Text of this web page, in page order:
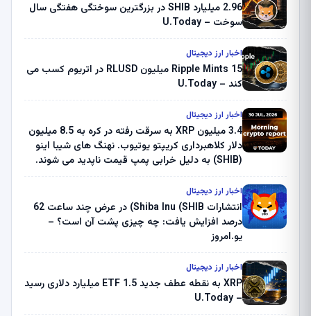
2.96 میلیارد SHIB در بزرگترین سوختگی هفتگی سال
سوخت – U.Today
اخبار ارز دیجیتال
Ripple Mints 15 میلیون RLUSD در اتریوم کسب می
کند – U.Today
اخبار ارز دیجیتال
3.4 میلیون XRP به سرقت رفته در کره به 8.5 میلیون
دلار کلاهبرداری کریپتو یوتیوب. نهنگ های شیبا اینو
(SHIB) به دلیل خرابی پمپ قیمت ناپدید می شوند.
ثبت کرد – گزارش کریپتو صبح – U.Today
اخبار ارز دیجیتال
انتشارات Shiba Inu (SHIB) در عرض چند ساعت 62
درصد افزایش یافت: چه چیزی پشت آن است؟ –
یو.امروز
اخبار ارز دیجیتال
XRP به نقطه عطف جدید ETF 1.5 میلیارد دلاری رسید
– U.Today